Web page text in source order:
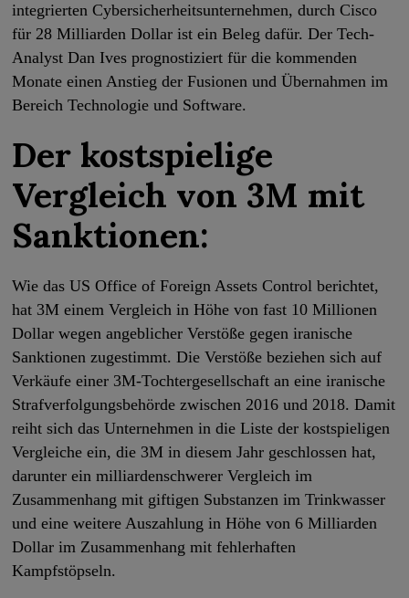
integrierten Cybersicherheitsunternehmen, durch Cisco
für 28 Milliarden Dollar ist ein Beleg dafür. Der Tech-
Analyst Dan Ives prognostiziert für die kommenden
Monate einen Anstieg der Fusionen und Übernahmen im
Bereich Technologie und Software.
Der kostspielige
Vergleich von 3M mit
Sanktionen:
Wie das US Office of Foreign Assets Control berichtet,
hat 3M einem Vergleich in Höhe von fast 10 Millionen
Dollar wegen angeblicher Verstöße gegen iranische
Sanktionen zugestimmt. Die Verstöße beziehen sich auf
Verkäufe einer 3M-Tochtergesellschaft an eine iranische
Strafverfolgungsbehörde zwischen 2016 und 2018. Damit
reiht sich das Unternehmen in die Liste der kostspieligen
Vergleiche ein, die 3M in diesem Jahr geschlossen hat,
darunter ein milliardenschwerer Vergleich im
Zusammenhang mit giftigen Substanzen im Trinkwasser
und eine weitere Auszahlung in Höhe von 6 Milliarden
Dollar im Zusammenhang mit fehlerhaften
Kampfstöpseln.